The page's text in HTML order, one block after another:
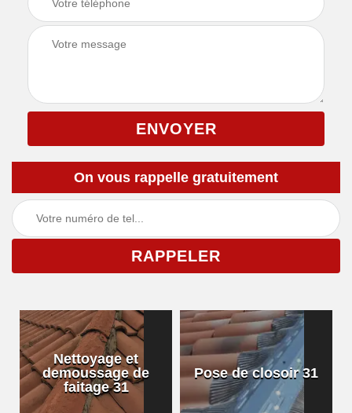
On vous rappelle gratuitement
Nettoyage et
demoussage de
faitage 31
Pose de closoir 31